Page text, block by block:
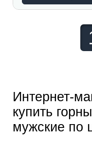
Интернет-
купить
мужские по